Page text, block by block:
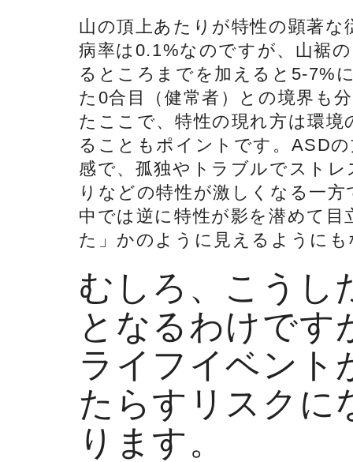
山の頂上あたりが特性の顕著な
病率は0.1%なのですが、山裾
るところまでを加えると5-7%
た0合目（健常者）との境界も
たここで、特性の現れ方は環境
ることもポイントです。ASD
感で、孤独やトラブルでスト
りなどの特性が激しくなる一
中では逆に特性が影を潜めて
た」かのように見えるように
むしろ、こうし
となるわけです
ライフイベント
たらすリスクに
ります。